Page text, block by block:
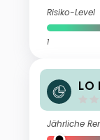
Risiko-Level
1
LO
Jährliche